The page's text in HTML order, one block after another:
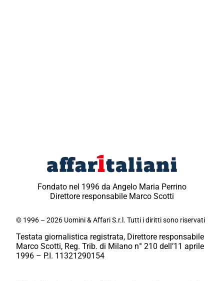
Fondato nel 1996 da Angelo Maria Perrino
Direttore responsabile Marco Scotti
© 1996 – 2026 Uomini & Affari S.r.l. Tutti i diritti sono riservati
Testata giornalistica registrata, Direttore responsabile
Marco Scotti, Reg. Trib. di Milano n° 210 dell’11 aprile
1996 – P.I. 11321290154